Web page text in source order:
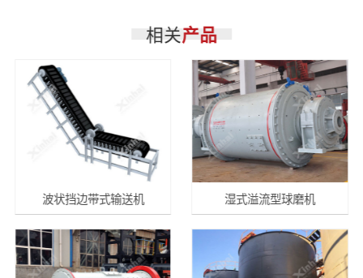
相关产品
波状挡边带式输送机 湿式溢流型球磨机